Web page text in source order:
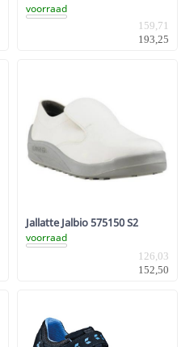
voorraad
159,71
193,25
Jallatte Jalbio 575150 S2
voorraad
126,03
152,50